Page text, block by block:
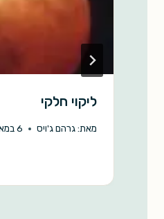
ליקוי חלקי
מאת:גרהם ג'ויס 6 במאי 2001